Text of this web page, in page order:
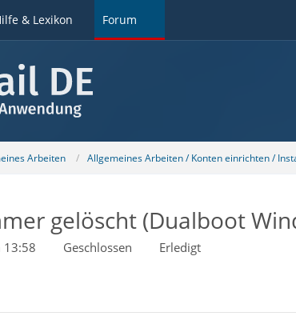
& Lexikon Forum
Arbeiten Allgemeines Arbeiten / Konten einrichten /
gelöscht (Dualboot
13:58 Geschlossen Erledigt